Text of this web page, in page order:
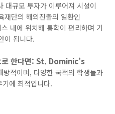
대규모 투자가 이루어져 시설이
재단의 해외진출의 일환인
내에 위치해 통학이 편리하며 기
이 됩니다.
로 한다면: St. Dominic’s
적이며, 다양한 국적의 학생들과
에 최적입니다.